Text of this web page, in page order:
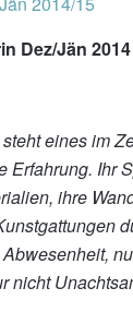
Dez/Jän 2014
eines im
Erfahrung. Ihr
ihre
nicht